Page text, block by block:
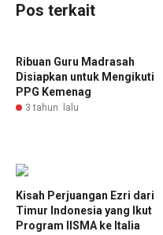
Pos terkait
Ribuan Guru Madrasah
Disiapkan untuk Mengikuti
PPG Kemenag
3 tahun lalu
Kisah Perjuangan Ezri dari
Timur Indonesia yang Ikut
Program IISMA ke Italia